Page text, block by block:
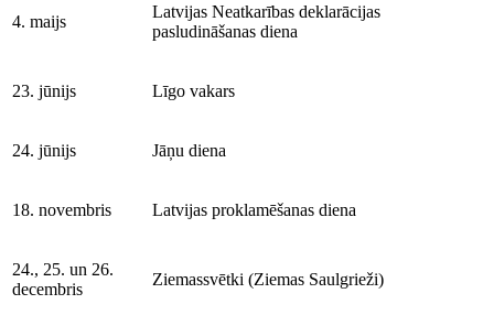
4. maijs
Latvijas Neatkarības deklarācijas
pasludināšanas diena
23. jūnijs Līgo vakars
24. jūnijs Jāņu diena
18. novembris Latvijas proklamēšanas diena
24., 25. un 26.
decembris
Ziemassvētki (Ziemas Saulgrieži)